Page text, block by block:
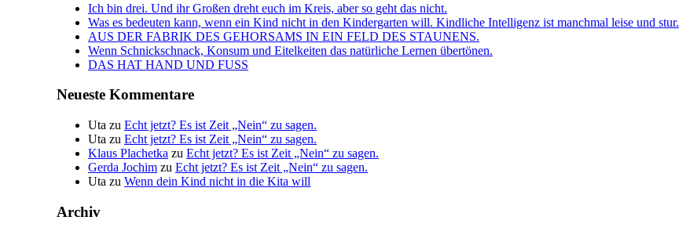
Ich bin drei. Und ihr Großen dreht euch im Kreis, aber so geht das nicht.
Was es bedeuten kann, wenn ein Kind nicht in den Kindergarten will. Kindliche Intelligenz ist manchmal leise und stur.
AUS DER FABRIK DES GEHORSAMS IN EIN FELD DES STAUNENS.
Wenn Schnickschnack, Konsum und Eitelkeiten das natürliche Lernen übertönen.
DAS HAT HAND UND FUSS
Neueste Kommentare
Uta zu Echt jetzt? Es ist Zeit „Nein“ zu sagen.
Uta zu Echt jetzt? Es ist Zeit „Nein“ zu sagen.
Klaus Plachetka zu Echt jetzt? Es ist Zeit „Nein“ zu sagen.
Gerda Jochim zu Echt jetzt? Es ist Zeit „Nein“ zu sagen.
Uta zu Wenn dein Kind nicht in die Kita will
Archiv